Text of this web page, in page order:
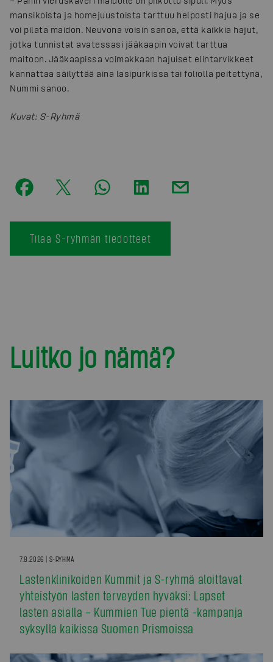
mansikoista ja homejuustoista tarttuu helposti hajua ja se
voi pilata maidon. Neuvona voisin sanoa, että kaikkia hajut,
jotka tunnistat avatessasi jääkaapin voivat tarttua
maitoon. Jääkaapissa voimakkaan hajuiset elintarvikkeet
kannattaa säilyttää aina lasipurkissa tai foliolla peitettynä,
Nummi sanoo.
Kuvat: S-Ryhmä
Tilaa S-ryhmän tiedotteet
Luitko jo nämä?
7.8.2026 | S-RYHMÄ
Lastenklinikoiden Kummit ja S-ryhmä aloittavat
yhteistyön lasten terveyden hyväksi: Lapset
lasten asialla – Kummien Tue pientä -kampanja
syksyllä kaikissa Suomen Prismoissa